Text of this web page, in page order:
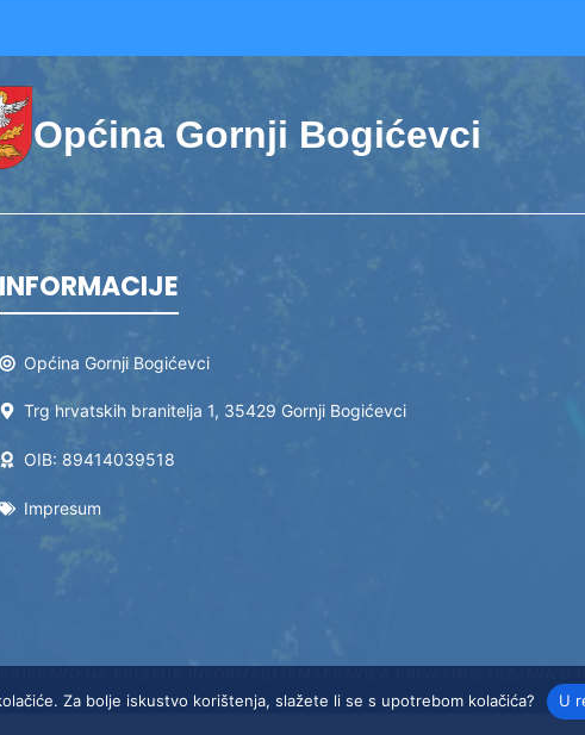
Općina Gornji Bogićevci
INFORMACIJE
Općina Gornji Bogićevci
Trg hrvatskih branitelja 1, 35429 Gornji Bogićevci
OIB: 89414039518
Impresum
Za bolje iskustvo korištenja, slažete li se s upotrebom kolačića? U